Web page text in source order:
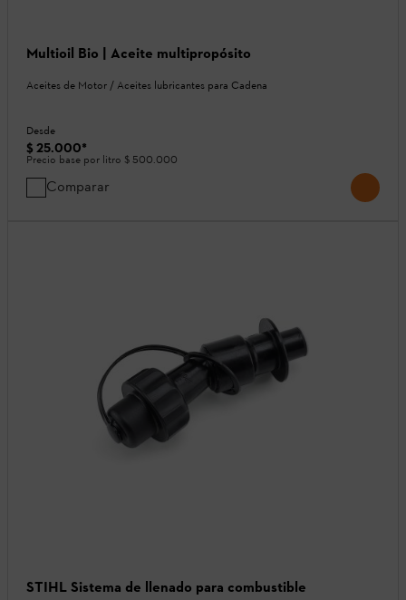
Multioil Bio | Aceite multipropósito
Aceites de Motor / Aceites lubricantes para Cadena
Desde
$ 25.000*
Precio base por litro $ 500.000
Comparar
STIHL Sistema de llenado para combustible